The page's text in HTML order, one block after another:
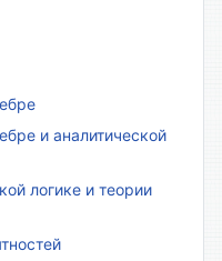
и аналитической
логике и теории